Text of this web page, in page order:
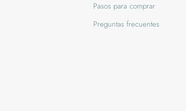
Pasos para comprar
Preguntas frecuentes